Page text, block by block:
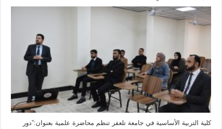
كلية التربية الأساسية في جامعة تلعفر تنظم محاضرة علمية بعنوان:”دور